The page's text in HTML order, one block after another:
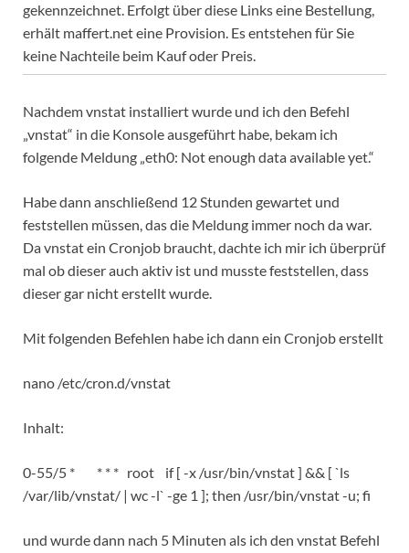
gekennzeichnet. Erfolgt über diese Links eine Bestellung,
erhält maffert.net eine Provision. Es entstehen für Sie
keine Nachteile beim Kauf oder Preis.
Nachdem vnstat installiert wurde und ich den Befehl
„vnstat“ in die Konsole ausgeführt habe, bekam ich
folgende Meldung „eth0: Not enough data available yet.“
Habe dann anschließend 12 Stunden gewartet und
feststellen müssen, das die Meldung immer noch da war.
Da vnstat ein Cronjob braucht, dachte ich mir ich überprüf
mal ob dieser auch aktiv ist und musste feststellen, dass
dieser gar nicht erstellt wurde.
Mit folgenden Befehlen habe ich dann ein Cronjob erstellt
nano /etc/cron.d/vnstat
Inhalt:
0-55/5 * * * * root if [ -x /usr/bin/vnstat ] && [ `ls
/var/lib/vnstat/ | wc -l` -ge 1 ]; then /usr/bin/vnstat -u; fi
und wurde dann nach 5 Minuten als ich den vnstat Befehl